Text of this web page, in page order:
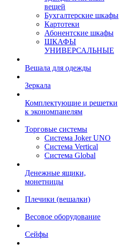
вещей
Бухгалтерские шкафы
Картотеки
Абонентские шкафы
ШКАФЫ
УНИВЕРСАЛЬНЫЕ
Вешала для одежды
Зеркала
Комплектующие и решетки
к экономпанелям
Торговые системы
Система Joker UNO
Система Vertical
Система Global
Денежные ящики,
монетницы
Плечики (вешалки)
Весовое оборудование
Сейфы